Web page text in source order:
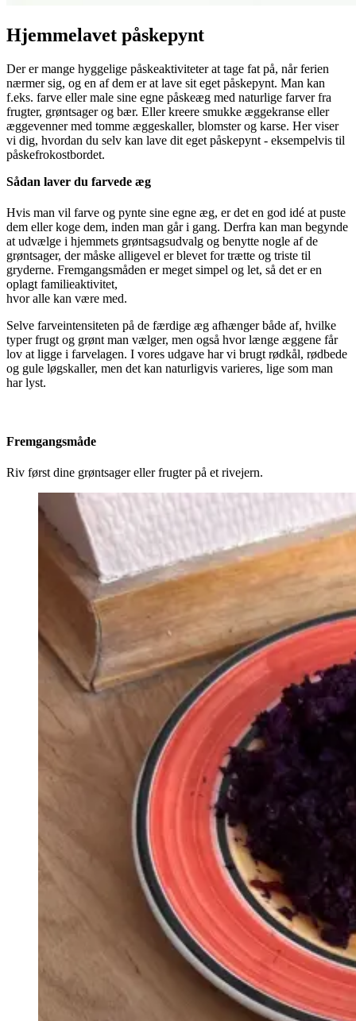
Hjemmelavet påskepynt
Der er mange hyggelige påskeaktiviteter at tage fat på, når ferien
nærmer sig, og en af dem er at lave sit eget påskepynt. Man kan
f.eks. farve eller male sine egne påskeæg med naturlige farver fra
frugter, grøntsager og bær. Eller kreere smukke æggekranse eller
æggevenner med tomme æggeskaller, blomster og karse. Her viser
vi dig, hvordan du selv kan lave dit eget påskepynt - eksempelvis til
påskefrokostbordet.
Sådan laver du farvede æg
Hvis man vil farve og pynte sine egne æg, er det en god idé at puste
dem eller koge dem, inden man går i gang. Derfra kan man begynde
at udvælge i hjemmets grøntsagsudvalg og benytte nogle af de
grøntsager, der måske alligevel er blevet for trætte og triste til
gryderne. Fremgangsmåden er meget simpel og let, så det er en
oplagt familieaktivitet,
hvor alle kan være med.
Selve farveintensiteten på de færdige æg afhænger både af, hvilke
typer frugt og grønt man vælger, men også hvor længe æggene får
lov at ligge i farvelagen. I vores udgave har vi brugt rødkål, rødbede
og gule løgskaller, men det kan naturligvis varieres, lige som man
har lyst.
Fremgangsmåde
Riv først dine grøntsager eller frugter på et rivejern.